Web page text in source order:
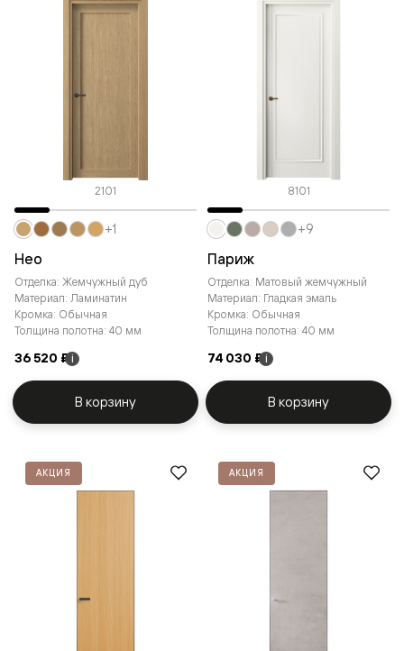
2101
Нео
Отделка: Жемчужный дуб
Материал: Ламинатин
Кромка: Обычная
Толщина полотна: 40 мм
36 520 ₽ i
+1
В корзину
8101
Париж
Отделка: Матовый жемчужный
Материал: Гладкая эмаль
Кромка: Обычная
Толщина полотна: 40 мм
74 030 ₽ i
+9
В корзину
АКЦИЯ АКЦИЯ